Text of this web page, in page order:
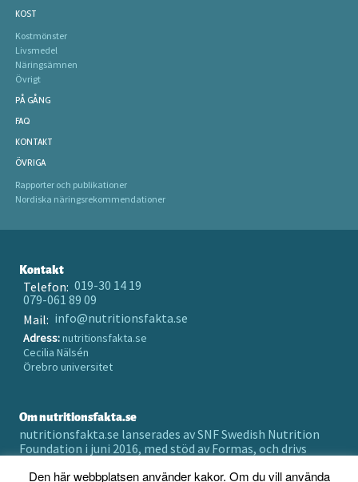
KOST
Kostmönster
Livsmedel
Näringsämnen
Övrigt
PÅ GÅNG
FAQ
KONTAKT
ÖVRIGA
Rapporter och publikationer
Nordiska näringsrekommendationer
Kontakt
Telefon: 019-30 14 19
079-061 89 09
Mail: info@nutritionsfakta.se
Adress:nutritionsfakta.se
Cecilia Nälsén
Örebro universitet
Om nutritionsfakta.se
nutritionsfakta.se lanserades av SNF Swedish Nutrition
Foundation i juni 2016, med stöd av Formas, och drivs
Den här webbplatsen använder kakor. Om du vill använda